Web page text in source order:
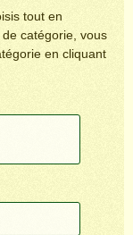
tout en
catégorie, vous
en cliquant